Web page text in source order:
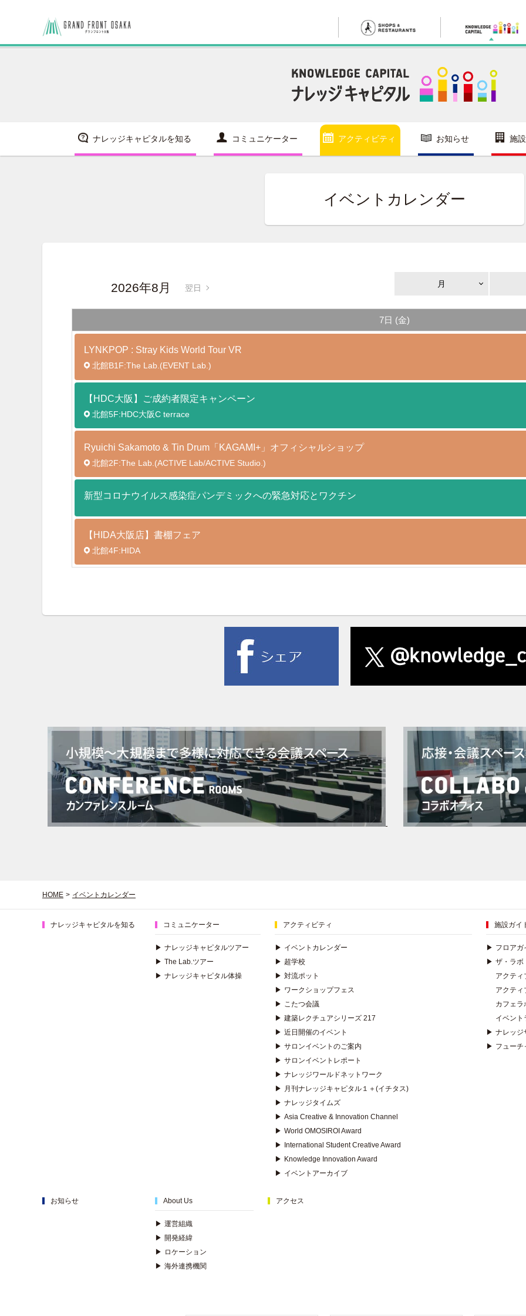
ナレッジキャピタルを知る コミュニケーター アクティビティ お知らせ 施
イベントカレンダー
2026年8月 翌日 月
7日 (金)
LYNKPOP : Stray Kids World TourVR
北館B1F:The Lab.(EVENT Lab.)
【HDC大阪】ご成約者限定キャンペーン
北館5F:HDC大阪C terrace
Ryuichi Sakamoto & Tin Drum「KAGAMI+」オフィシャルショップ
北館2F:The Lab.(ACTIVE Lab/ACTIVE Studio.)
新型コロナウイルス感染症パンデミックへの緊急対応とワクチン
【HIDA大阪店】書棚フェア
北館4F:HIDA
HOME > イベントカレンダー
ナレッジキャピタルを知る コミュニケーター
▶ ナレッジキャピタルツアー
▶ The Lab.ツアー
▶ ナレッジキャピタル体操
アクティビティ
▶ イベントカレンダー
▶ 超学校
▶ 対流ポット
▶ ワークショップフェス
▶ こたつ会議
▶ 建築レクチュアシリーズ 217
▶ 近日開催のイベント
▶ サロンイベントのご案内
▶ サロンイベントレポート
▶ ナレッジワールドネットワーク
▶ 月刊ナレッジキャピタル１＋(イチタス)
▶ ナレッジタイムズ
▶ Asia Creative & Innovation Channel
▶ World OMOSIROI Award
▶
International Student Creative Award
▶ Knowledge Innovation Award
▶ イベントアーカイブ
施設ガイ
▶ フロアガ
▶ ザ・ラボ
アクティ
アクティ
カフェラ
イベント
▶ ナレッジ
▶ フューチ
お知らせ About Us
▶ 運営組織
▶ 開発経緯
▶ ロケーション
▶ 海外連携機関
アクセス